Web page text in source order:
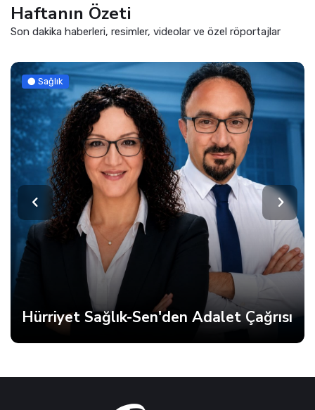
Haftanın Özeti
Son dakika haberleri, resimler, videolar ve özel röportajlar
Sağlık
Hürriyet Sağlık-Sen'den Adalet Çağrısı